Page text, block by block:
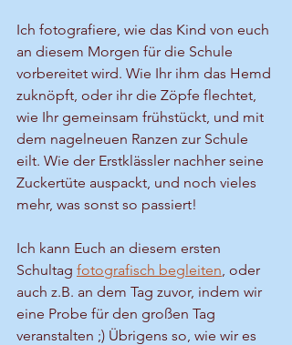
Ich fotografiere, wie das Kind von euch
an diesem Morgen für die Schule
vorbereitet wird. Wie Ihr ihm das Hemd
zuknöpft, oder ihr die Zöpfe flechtet,
wie Ihr gemeinsam frühstückt, und mit
dem nagelneuen Ranzen zur Schule
eilt. Wie der Erstklässler nachher seine
Zuckertüte auspackt, und noch vieles
mehr, was sonst so passiert!
Ich kann Euch an diesem ersten
Schultag fotografisch begleiten, oder
auch z.B. an dem Tag zuvor, indem wir
eine Probe für den großen Tag
veranstalten ;) Übrigens so, wie wir es